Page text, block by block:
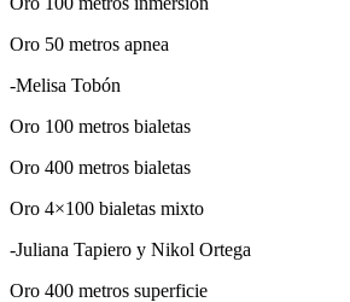
Oro 50 metros apnea
-Melisa Tobón
Oro 100 metros bialetas
Oro 400 metros bialetas
Oro 4×100 bialetas mixto
-Juliana Tapiero y Nikol Ortega
Oro 400 metros superficie